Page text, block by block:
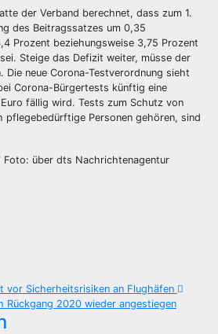
der Verband berechnet, dass zum 1.
des Beitragssatzes um 0,35
Prozent beziehungsweise 3,75 Prozent
Steige das Defizit weiter, müsse der
Die neue Corona-Testverordnung sieht
Corona-Bürgertests künftig eine
fällig wird. Tests zum Schutz von
pflegebedürftige Personen gehören, sind
über dts Nachrichtenagentur
vor Sicherheitsrisiken an Flughäfen
Rückgang 2020 wieder angestiegen